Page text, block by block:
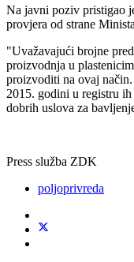
Na javni poziv pristigao
provjera od strane
"Uvažavajući brojne
proizvodnja u
proizvoditi na ovaj
2015. godini u registru
dobrih uslova za
Press služba ZDK
poljoprivreda